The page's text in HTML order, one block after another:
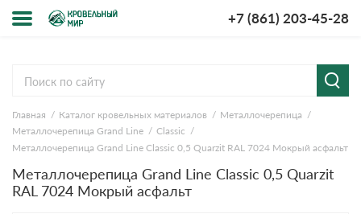
+7 (861) 203-45-28
компании
и оплата
Главная Каталог кровельных материалов
Металлочерепица
Металлочерепица Grand Line
Classic
Металлочерепица Grand Line Classic 0,5 Quarzit RAL 7024 Мокрый асфальт
Металлочерепица Grand Line Classic 0,5 Quarzit
RAL 7024 Мокрый асфальт